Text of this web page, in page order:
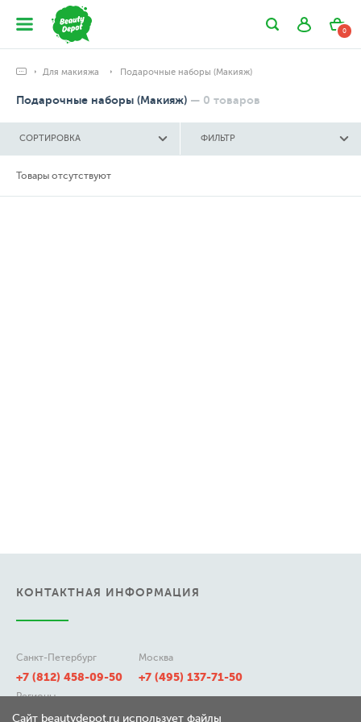
0
Для макияжа Подарочные наборы (Макияж)
Подарочные наборы (Макияж) — 0 товаров
СОРТИРОВКА ФИЛЬТР
Товары отсутствуют
КОНТАКТНАЯ ИНФОРМАЦИЯ
Санкт-Петербург
+7 (812) 458-09-50
Москва
+7 (495) 137-71-50
Регионы
8 (800) 511-21-50
Сайт beautydepot.ru использует файлы